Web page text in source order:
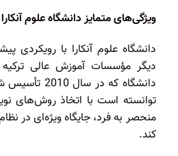
ویژگی‌های متمایز دانشگاه علوم آنکارا
دانشگاه علوم آنکارا با رویکردی
دیگر مؤسسات آموزش عالی
دانشگاه که
توانسته است با اتخاذ روش‌های
منحصر به فرد، جایگاه ویژه‌ای در
کند.